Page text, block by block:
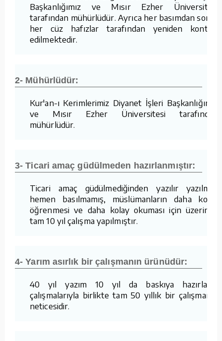
Başkanlığımız ve Mısır Ezher Üniversitesi
tarafından mühürlüdür. Ayrıca her basımdan sonra
her cüz hafızlar tarafından yeniden kontrol
edilmektedir.
2- Mühürlüdür:
Kur'an-ı Kerimlerimiz Diyanet İşleri Başkanlığımız
ve Mısır Ezher Üniversitesi tarafından
mühürlüdür.
3- Ticari amaç güdülmeden hazırlanmıştır:
Ticari amaç güdülmediğinden yazılır yazılmaz
hemen basılmamış, müslümanların daha kolay
öğrenmesi ve daha kolay okuması için üzerinde
tam 10 yıl çalışma yapılmıştır.
4- Yarım asırlık bir çalışmanın ürünüdür:
40 yıl yazım 10 yıl da baskıya hazırlama
çalışmalarıyla birlikte tam 50 yıllık bir çalışmanın
neticesidir.